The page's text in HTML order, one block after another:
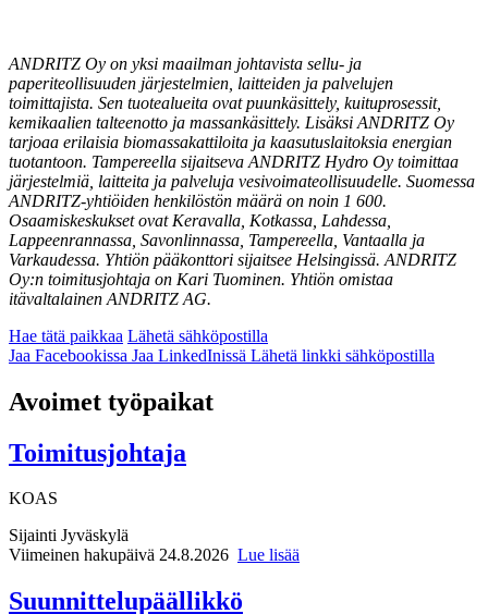
ANDRITZ Oy on yksi maailman johtavista sellu- ja
paperiteollisuuden järjestelmien, laitteiden ja palvelujen
toimittajista. Sen tuotealueita ovat puunkäsittely, kuituprosessit,
kemikaalien talteenotto ja massankäsittely. Lisäksi ANDRITZ Oy
tarjoaa erilaisia biomassakattiloita ja kaasutuslaitoksia energian
tuotantoon. Tampereella sijaitseva ANDRITZ Hydro Oy toimittaa
järjestelmiä, laitteita ja palveluja vesivoimateollisuudelle. Suomessa
ANDRITZ-yhtiöiden henkilöstön määrä on noin 1 600.
Osaamiskeskukset ovat Keravalla, Kotkassa, Lahdessa,
Lappeenrannassa, Savonlinnassa, Tampereella, Vantaalla ja
Varkaudessa. Yhtiön pääkonttori sijaitsee Helsingissä. ANDRITZ
Oy:n toimitusjohtaja on Kari Tuominen. Yhtiön omistaa
itävaltalainen ANDRITZ AG.
Hae tätä paikkaa Lähetä sähköpostilla
Jaa Facebookissa Jaa LinkedInissä Lähetä linkki sähköpostilla
Avoimet työpaikat
Toimitusjohtaja
KOAS
Sijainti Jyväskylä
Viimeinen hakupäivä 24.8.2026 Lue lisää
Suunnittelupäällikkö